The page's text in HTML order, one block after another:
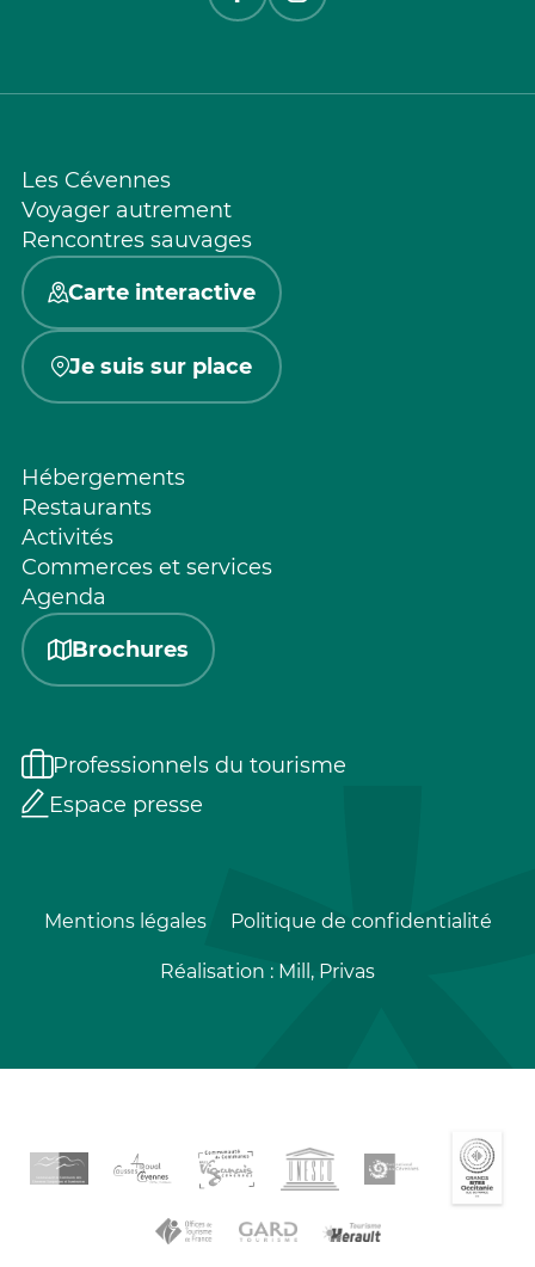
Les Cévennes
Voyager autrement
Rencontres sauvages
Carte interactive
Je suis sur place
Hébergements
Restaurants
Activités
Commerces et services
Agenda
Brochures
Professionnels du tourisme
Espace presse
Mentions légales Politique de confidentialité
Réalisation : Mill, Privas